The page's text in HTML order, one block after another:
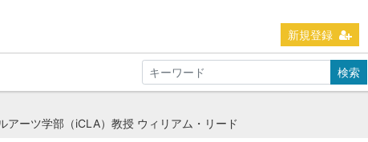
新規登録
検索
ーツ学部（iCLA）教授 ウィリアム・リード